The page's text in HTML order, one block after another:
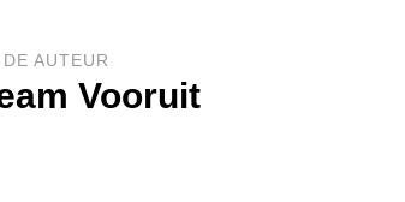
AUTEUR
Vooruit